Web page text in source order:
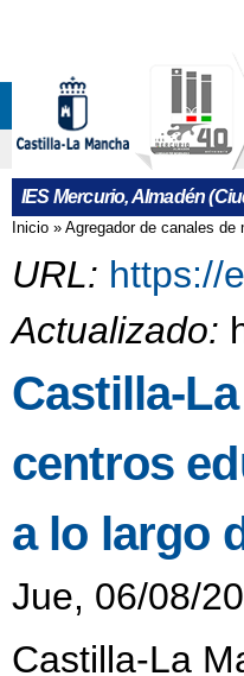
IES Mercurio, Almadén
Se encuentra
Inicio » Agregador de canales de
URL: https://
Actualizado:
Castilla-
centros
a lo largo
Jue, 06/08/
Castilla-La